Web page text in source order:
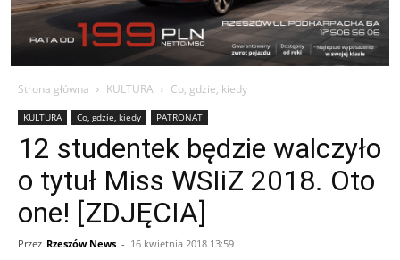
Strona główna KULTURA Co, gdzie, kiedy
KULTURA Co, gdzie, kiedy PATRONAT
12 studentek będzie walczyło
o tytuł Miss WSIiZ 2018. Oto
one! [ZDJĘCIA]
Przez Rzeszów News - 16 kwietnia 2018 13:59